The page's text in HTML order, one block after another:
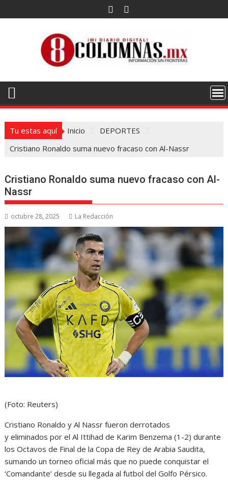
al
Tu estas aquí Inicio
DEPORTES
Cristiano Ronaldo suma nuevo fracaso con Al-Nassr
Cristiano Ronaldo suma nuevo fracaso con Al-
Nassr
octubre 28, 2025 La Redacción
(Foto: Reuters)
Cristiano Ronaldo y Al Nassr fueron derrotados
y eliminados por el Al Ittihad de Karim Benzema (1-2) durante
los Octavos de Final de la Copa de Rey de Arabia Saudita,
sumando un torneo oficial más que no puede conquistar el
‘Comandante’ desde su llegada al futbol del Golfo Pérsico.